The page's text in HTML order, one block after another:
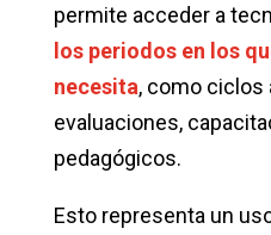
permite acceder a
los periodos en los
necesita, como ciclos
evaluaciones,
pedagógicos.
Esto representa un